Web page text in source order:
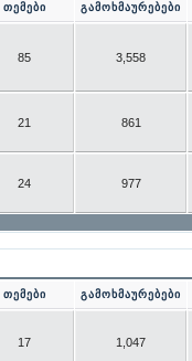
თემები გამოხმაურებები
85 3,558
21 861
24 977
თემები გამოხმაურებები
17 1,047